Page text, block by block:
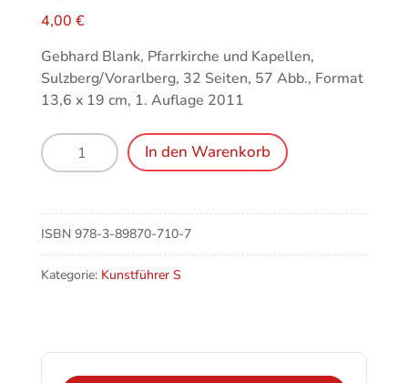
4,00 €
Gebhard Blank, Pfarrkirche und Kapellen,
Sulzberg/Vorarlberg, 32 Seiten, 57 Abb., Format
13,6 x 19 cm, 1. Auflage 2011
Sulzberg/Vorarlberg
(A),
und
Kapellen
Menge
In den Warenkorb
ISBN 978-3-89870-710-7
Kategorie: Kunstführer S